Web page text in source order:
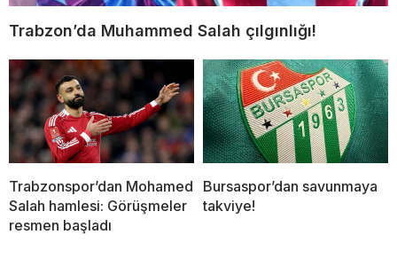
Trabzon’da Muhammed Salah çılgınlığı!
Trabzonspor’dan Mohamed
Salah hamlesi: Görüşmeler
resmen başladı
Bursaspor’dan savunmaya
takviye!